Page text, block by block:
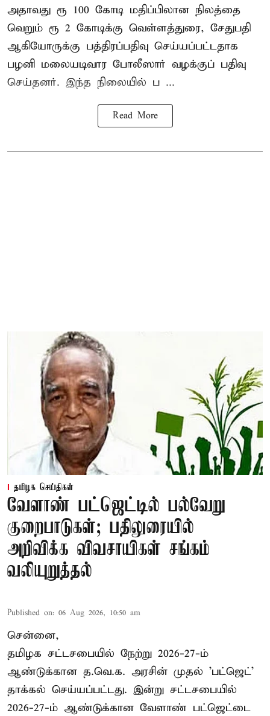
அதாவது ரூ 100 கோடி மதிப்பிலான நிலத்தை
வெறும் ரூ 2 கோடிக்கு வெள்ளத்துரை, சேதுபதி
ஆகியோருக்கு பத்திரப்பதிவு செய்யப்பட்டதாக
பழனி மலையடிவார போலீஸார் வழக்குப் பதிவு
செய்தனர். இந்த நிலையில் ப ...
Read More
தமிழக செய்திகள்
வேளாண் பட்ஜெட்டில் பல்வேறு
குறைபாடுகள்; பதிலுரையில்
அறிவிக்க விவசாயிகள் சங்கம்
வலியுறுத்தல்
Published on: 06 Aug 2026, 10:50 am
சென்னை,
தமிழக சட்டசபையில் நேற்று 2026-27-ம்
ஆண்டுக்கான த.வெ.க. அரசின் முதல் 'பட்ஜெட்'
தாக்கல் செய்யப்பட்டது. இன்று சட்டசபையில்
2026-27-ம் ஆண்டுக்கான வேளாண் பட்ஜெட்டை